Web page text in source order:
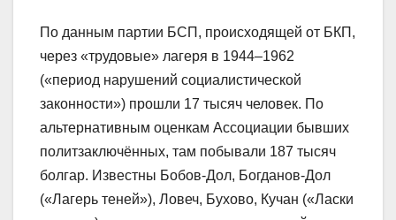
По данным партии БСП, происходящей от БКП,
через «трудовые» лагеря в 1944–1962
(«период нарушений социалистической
законности») прошли 17 тысяч человек. По
альтернативным оценкам Ассоциации бывших
политзаключённых, там побывали 187 тысяч
болгар. Известны Бобов-Дол, Богданов-Дол
(«Лагерь теней»), Ловеч, Бухово, Кучан («Ласки